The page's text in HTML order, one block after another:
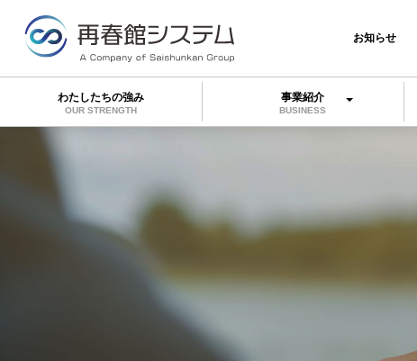
お知らせ
わたしたちの強み
OUR STRENGTH
事業紹介
BUSINESS